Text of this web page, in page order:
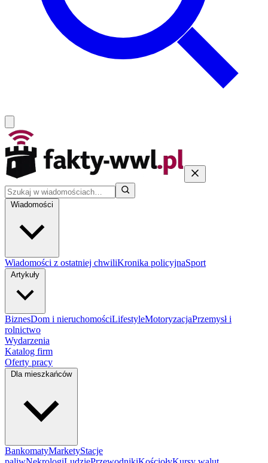
Wiadomości
Wiadomości z ostatniej chwiliKronika policyjnaSport
Artykuły
BiznesDom i nieruchomościLifestyleMotoryzacjaPrzemysł i
rolnictwo
Wydarzenia
Katalog firm
Oferty pracy
Dla mieszkańców
BankomatyMarketyStacje